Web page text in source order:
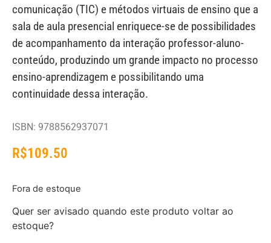
comunicação (TIC) e métodos virtuais de ensino que a
sala de aula presencial enriquece-se de possibilidades
de acompanhamento da interação professor-aluno-
conteúdo, produzindo um grande impacto no processo
ensino-aprendizagem e possibilitando uma
continuidade dessa interação.
ISBN: 9788562937071
R$109.50
Fora de estoque
Quer ser avisado quando este produto voltar ao
estoque?